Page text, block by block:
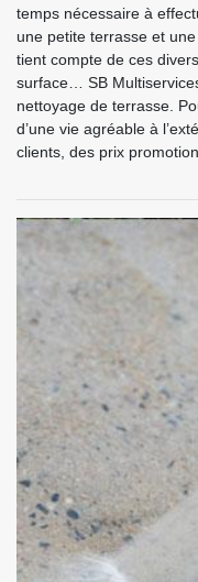
temps nécessaire à
une petite terrasse et
tient compte de ces
surface… SB
nettoyage de terrasse.
d’une vie agréable à
clients, des prix